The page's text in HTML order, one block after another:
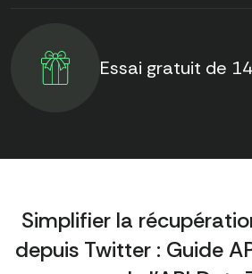
Essai gratuit de
Simplifier la
depuis Twitter : Guide